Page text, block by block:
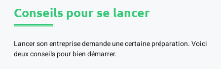
Conseils pour se lancer
Lancer son entreprise demande une certaine préparation. Voici
deux conseils pour bien démarrer.